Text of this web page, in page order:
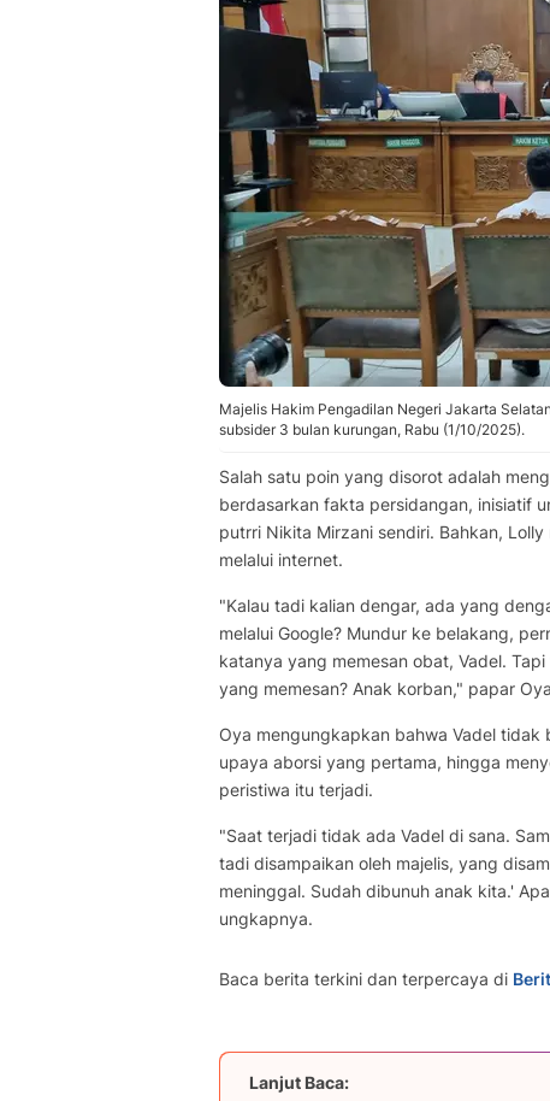
Majelis Hakim Pengadilan Negeri Jakarta
subsider 3 bulan kurungan, Rabu (1/10/2025).
Salah satu poin yang disorot adalah
berdasarkan fakta persidangan, inisiatif
putrri Nikita Mirzani sendiri. Bahkan,
melalui internet.
"Kalau tadi kalian dengar, ada yang
melalui Google? Mundur ke belakang,
katanya yang memesan obat, Vadel.
yang memesan? Anak korban," papar
Oya mengungkapkan bahwa Vadel
upaya aborsi yang pertama, hingga
peristiwa itu terjadi.
"Saat terjadi tidak ada Vadel di sana.
tadi disampaikan oleh majelis, yang
meninggal. Sudah dibunuh anak kita.'
ungkapnya.
Baca berita terkini dan terpercaya di
Lanjut Baca: